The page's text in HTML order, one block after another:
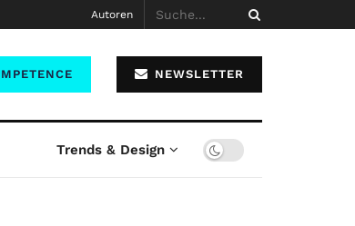
Autoren
NEWSLETTER
Trends & Design